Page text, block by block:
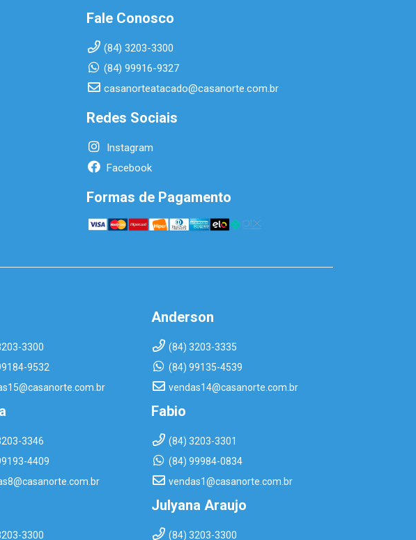
Fale Conosco
(84) 3203-3300
(84) 99916-9327
casanorteatacado@casanorte.com.br
Redes Sociais
Instagram
Facebook
Formas de Pagamento
3300
9532
Anderson
(84) 3203-3335
(84) 99135-4539
vendas14@casanorte.com.br
3346
4409
Fabio
(84) 3203-3301
(84) 99984-0834
vendas1@casanorte.com.br
3300
Julyana Araujo
(84) 3203-3300